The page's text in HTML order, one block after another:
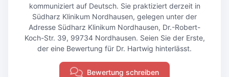
kommuniziert auf Deutsch. Sie praktiziert derzeit in
Südharz Klinikum Nordhausen, gelegen unter der
Adresse Südharz Klinikum Nordhausen, Dr.-Robert-
Koch-Str. 39, 99734 Nordhausen. Seien Sie der Erste,
der eine Bewertung für Dr. Hartwig hinterlässt.
Bewertung schreiben